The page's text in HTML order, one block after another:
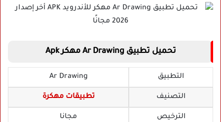
تحميل تطبيق Ar Drawing مهكر Apk
التطبيق Ar Drawing
التصنيف تطبيقات مهكرة
الترخيص مجانا